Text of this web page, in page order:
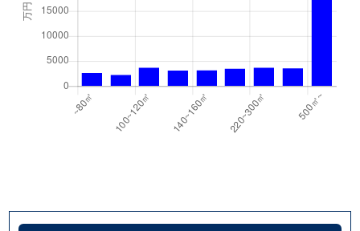
木町通
木町通
350万円
北四番丁
木町通
830万円
北四番丁
950万円
国見(宮城)
国見
1,400万円
国見(宮城)